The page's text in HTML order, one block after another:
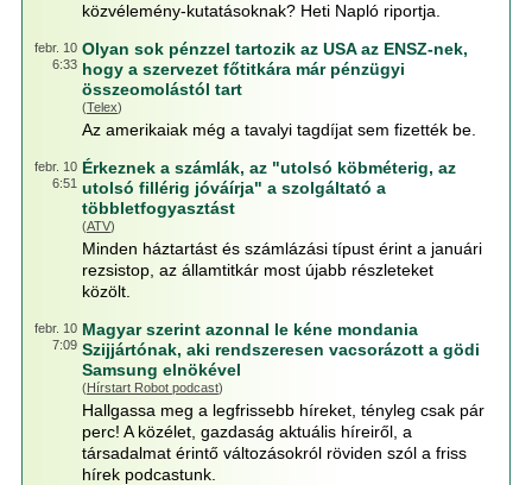
közvélemény-kutatásoknak? Heti Napló riportja.
febr. 10
6:33
Olyan sok pénzzel tartozik az USA az ENSZ-nek,
hogy a szervezet főtitkára már pénzügyi
összeomolástól tart
(Telex)
Az amerikaiak még a tavalyi tagdíjat sem fizették be.
febr. 10
6:51
Érkeznek a számlák, az "utolsó köbméterig, az
utolsó fillérig jóváírja" a szolgáltató a
többletfogyasztást
(ATV)
Minden háztartást és számlázási típust érint a januári
rezsistop, az államtitkár most újabb részleteket
közölt.
febr. 10
7:09
Magyar szerint azonnal le kéne mondania
Szijjártónak, aki rendszeresen vacsorázott a gödi
Samsung elnökével
(Hírstart Robot podcast)
Hallgassa meg a legfrissebb híreket, tényleg csak pár
perc! A közélet, gazdaság aktuális híreiről, a
társadalmat érintő változásokról röviden szól a friss
hírek podcastunk.